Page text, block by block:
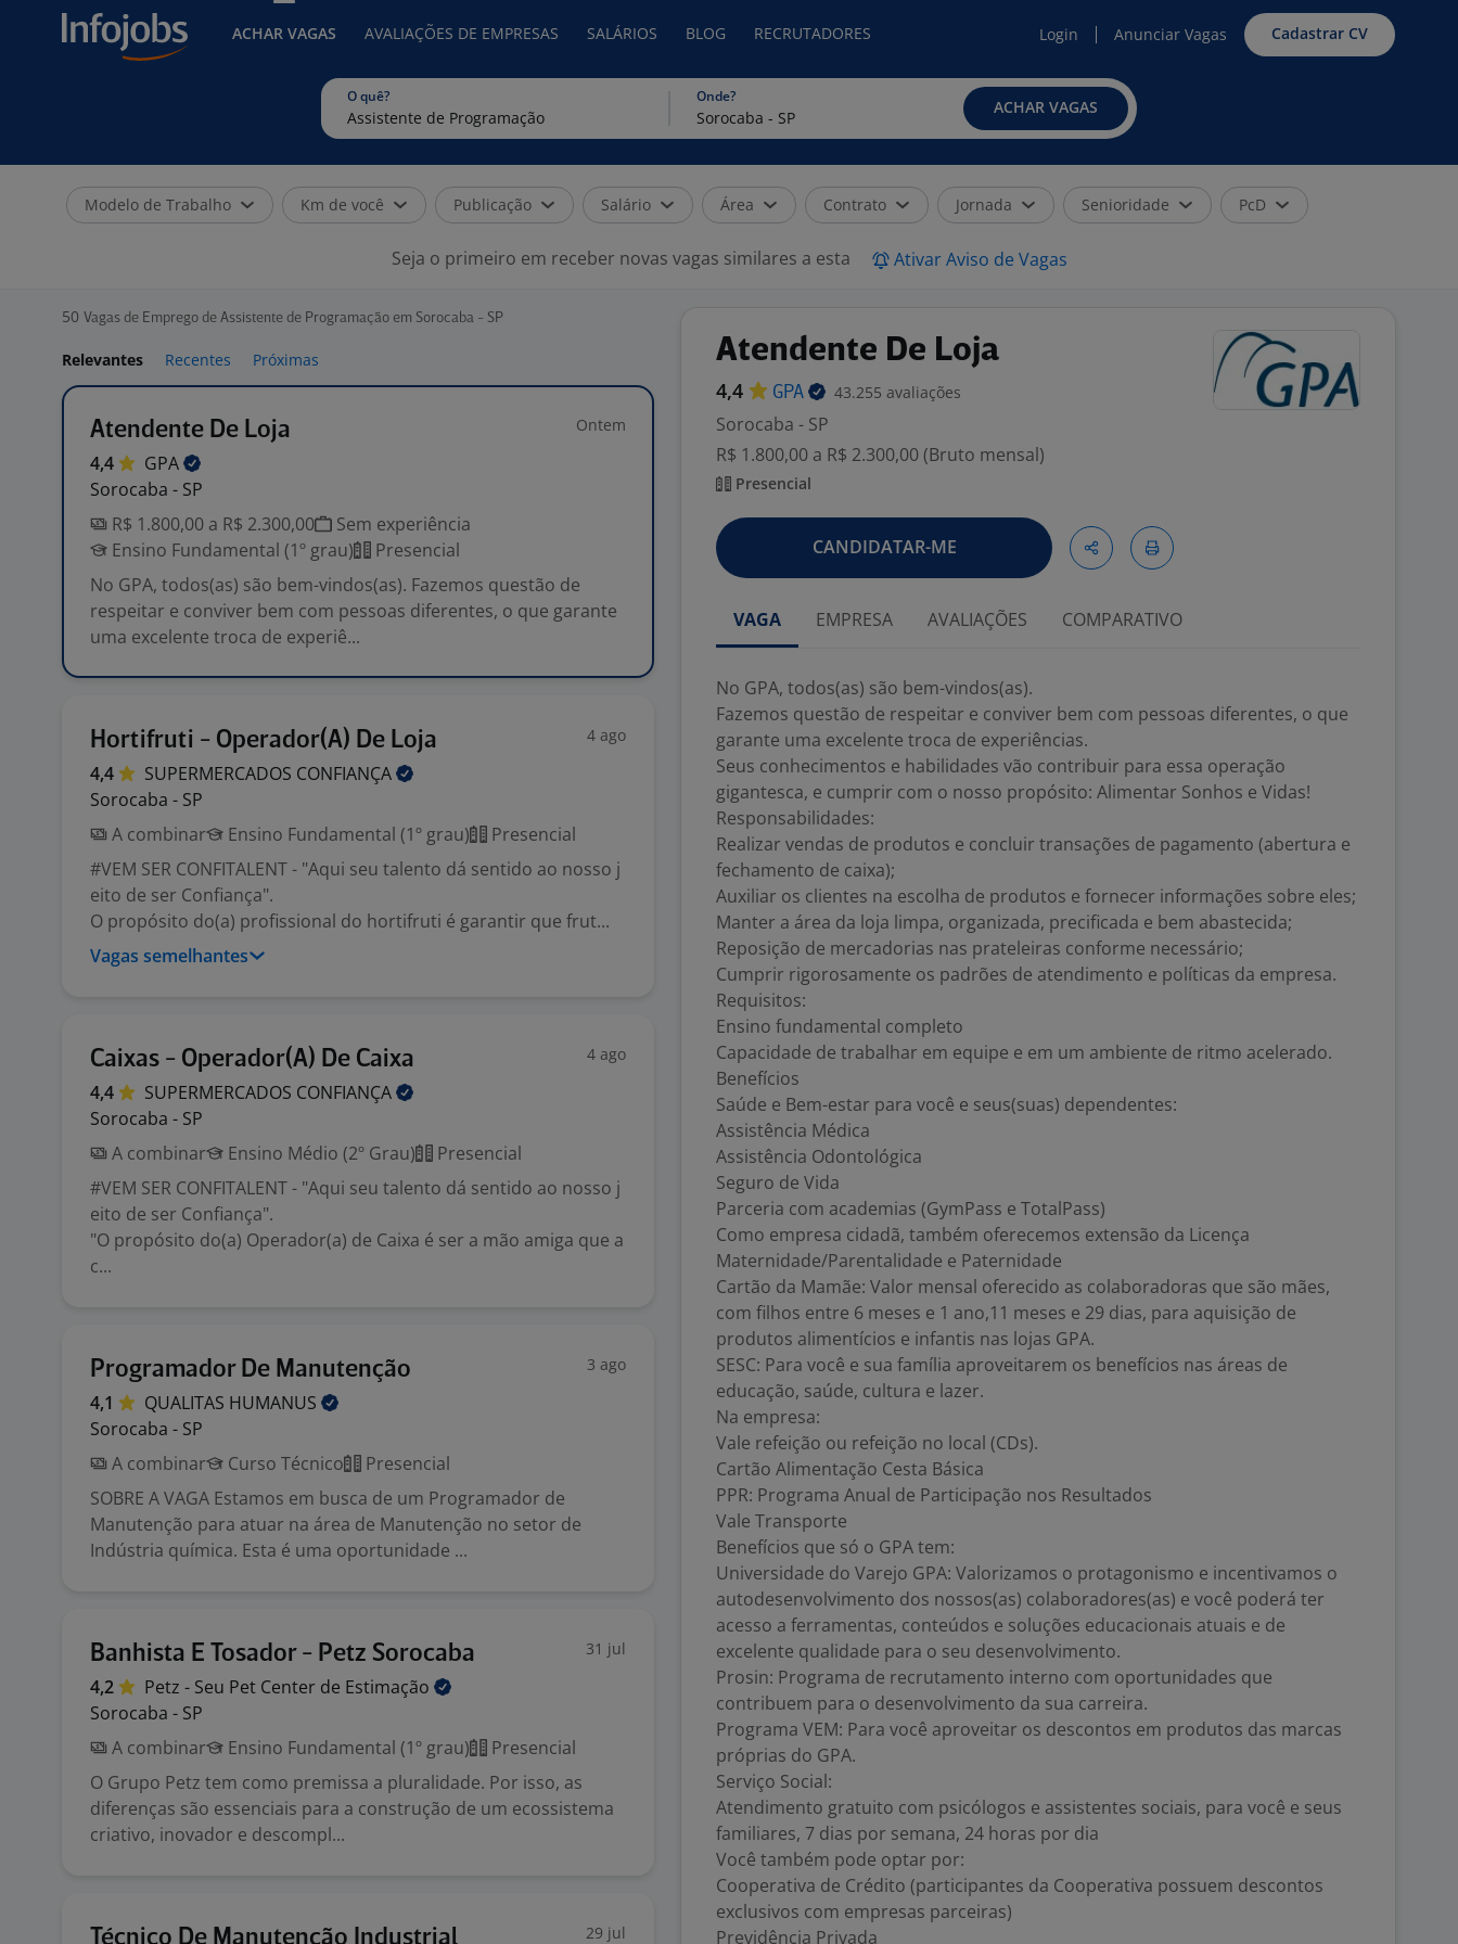
ACHAR VAGAS AVALIAÇÕES DE EMPRESAS SALÁRIOS BLOG RECRUTADORES Login Anunciar Vagas Cadastrar CV
O quê? Onde?
ACHAR VAGAS
Modelo de Trabalho Km de você Publicação Salário Área Contrato Jornada Senioridade PcD
Seja o primeiro em receber novas vagas similares a esta Ativar Aviso de Vagas
50 Vagas de Emprego de Assistente de Programação em Sorocaba - SP
Relevantes Recentes Próximas
Atendente De Loja Ontem
4,4
GPA
Sorocaba - SP
R$ 1.800,00 a R$ 2.300,00
Sem experiência
Ensino Fundamental (1º grau)
Presencial
No GPA, todos(as) são bem-vindos(as). Fazemos questão de
respeitar e conviver bem com pessoas diferentes, o que garante
uma excelente troca de experiê...
Hortifruti - Operador(A) De Loja 4 ago
4,4 SUPERMERCADOS CONFIANÇA
Sorocaba - SP
A combinar
Ensino Fundamental (1º grau)
Presencial
#VEM SER CONFITALENT - "Aqui seu talento dá sentido ao nosso j
eito de ser Confiança".
O propósito do(a) profissional do hortifruti é garantir que frut...
Vagas semelhantes
Caixas - Operador(A) De Caixa 4 ago
4,4 SUPERMERCADOS CONFIANÇA
Sorocaba - SP
A combinar
Ensino Médio (2º Grau)
Presencial
#VEM SER CONFITALENT - "Aqui seu talento dá sentido ao nosso j
eito de ser Confiança".
"O propósito do(a) Operador(a) de Caixa é ser a mão amiga que a
c...
Programador De Manutenção 3 ago
4,1 QUALITAS HUMANUS
Sorocaba - SP
A combinar
Curso Técnico
Presencial
SOBRE A VAGA Estamos em busca de um Programador de
Manutenção para atuar na área de Manutenção no setor de
Indústria química. Esta é uma oportunidade ...
Banhista E Tosador - Petz Sorocaba 31 jul
4,2 Petz - Seu Pet Center de Estimação
Sorocaba - SP
A combinar
Ensino Fundamental (1º grau)
Presencial
O Grupo Petz tem como premissa a pluralidade. Por isso, as
diferenças são essenciais para a construção de um ecossistema
criativo, inovador e descompl...
Técnico De Manutenção Industrial 29 jul
Atendente De Loja
4,4 GPA 43.255 avaliações
Sorocaba - SP
R$ 1.800,00 a R$ 2.300,00 (Bruto mensal)
Presencial
CANDIDATAR-ME
VAGA EMPRESA AVALIAÇÕES COMPARATIVO
No GPA, todos(as) são bem-vindos(as).
Fazemos questão de respeitar e conviver bem com pessoas diferentes, o que
garante uma excelente troca de experiências.
Seus conhecimentos e habilidades vão contribuir para essa operação
gigantesca, e cumprir com o nosso propósito: Alimentar Sonhos e Vidas!
Responsabilidades:
Realizar vendas de produtos e concluir transações de pagamento (abertura e
fechamento de caixa);
Auxiliar os clientes na escolha de produtos e fornecer informações sobre eles;
Manter a área da loja limpa, organizada, precificada e bem abastecida;
Reposição de mercadorias nas prateleiras conforme necessário;
Cumprir rigorosamente os padrões de atendimento e políticas da empresa.
Requisitos:
Ensino fundamental completo
Capacidade de trabalhar em equipe e em um ambiente de ritmo acelerado.
Benefícios
Saúde e Bem-estar para você e seus(suas) dependentes:
Assistência Médica
Assistência Odontológica
Seguro de Vida
Parceria com academias (GymPass e TotalPass)
Como empresa cidadã, também oferecemos extensão da Licença
Maternidade/Parentalidade e Paternidade
Cartão da Mamãe: Valor mensal oferecido as colaboradoras que são mães,
com filhos entre 6 meses e 1 ano,11 meses e 29 dias, para aquisição de
produtos alimentícios e infantis nas lojas GPA.
SESC: Para você e sua família aproveitarem os benefícios nas áreas de
educação, saúde, cultura e lazer.
Na empresa:
Vale refeição ou refeição no local (CDs).
Cartão Alimentação Cesta Básica
PPR: Programa Anual de Participação nos Resultados
Vale Transporte
Benefícios que só o GPA tem:
Universidade do Varejo GPA: Valorizamos o protagonismo e incentivamos o
autodesenvolvimento dos nossos(as) colaboradores(as) e você poderá ter
acesso a ferramentas, conteúdos e soluções educacionais atuais e de
excelente qualidade para o seu desenvolvimento.
Prosin: Programa de recrutamento interno com oportunidades que
contribuem para o desenvolvimento da sua carreira.
Programa VEM: Para você aproveitar os descontos em produtos das marcas
próprias do GPA.
Serviço Social:
Atendimento gratuito com psicólogos e assistentes sociais, para você e seus
familiares, 7 dias por semana, 24 horas por dia
Você também pode optar por:
Cooperativa de Crédito (participantes da Cooperativa possuem descontos
exclusivos com empresas parceiras)
Previdência Privada